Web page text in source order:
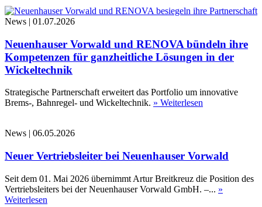
News | 01.07.2026
Neuenhauser Vorwald und RENOVA bündeln ihre
Kompetenzen für ganzheitliche Lösungen in der
Wickeltechnik
Strategische Partnerschaft erweitert das Portfolio um innovative
Brems-, Bahnregel- und Wickeltechnik. » Weiterlesen
News | 06.05.2026
Neuer Vertriebsleiter bei Neuenhauser Vorwald
Seit dem 01. Mai 2026 übernimmt Artur Breitkreuz die Position des
Vertriebsleiters bei der Neuenhauser Vorwald GmbH. –... »
Weiterlesen